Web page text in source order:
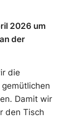
2026 um
der
die
Damit wir
den Tisch